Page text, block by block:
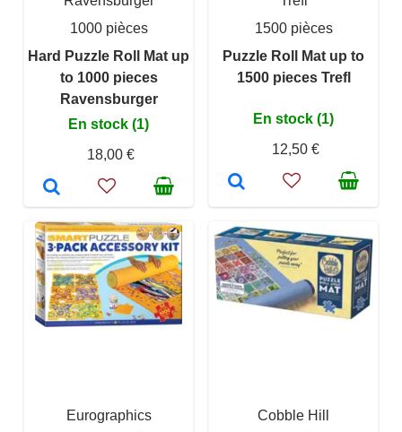
1000 pièces
Hard Puzzle Roll Mat up
to 1000 pieces
Ravensburger
En stock (1)
18,00 €
1500 pièces
Puzzle Roll Mat up to
1500 pieces Trefl
En stock (1)
12,50 €
Eurographics
Cobble Hill